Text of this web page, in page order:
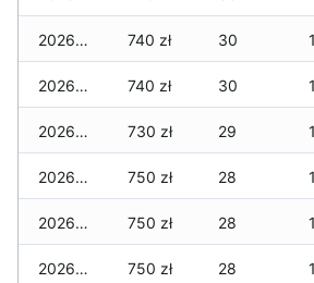
2026-02-06 740 zł 30
2026-02-05 740 zł 30
2026-02-04 730 zł 29
2026-02-03 750 zł 28
2026-02-02 750 zł 28
2026-02-01 750 zł 28